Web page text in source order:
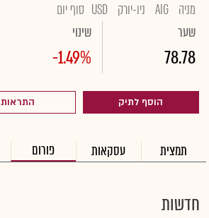
מניה AIG ניו-יורק USD סוף יום
שער
78.78
שינוי
-1.49%
הוסף לתיק התראות
תמצית עסקאות פורום
חדשות